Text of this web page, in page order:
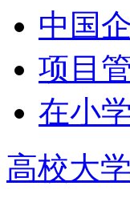
中国
项目
在小
高校大